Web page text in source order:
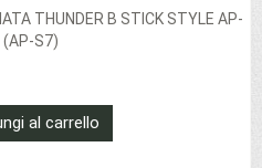
THUNDER B STICK STYLE AP-
(AP-S7)
al carrello